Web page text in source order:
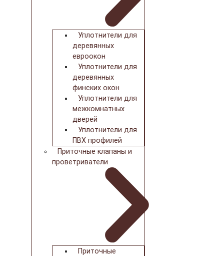
Уплотнители для
деревянных
евроокон
Уплотнители для
деревянных
финских окон
Уплотнители для
межкомнатных
дверей
Уплотнители для
ПВХ профилей
Приточные клапаны и
проветриватели
Приточные